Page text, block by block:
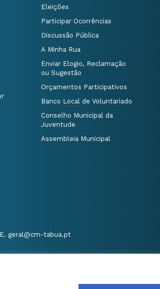
Eleições
Participar Ocorrências
Discussão Pública
A Minha Rua
Enviar Elogio, Reclamação
ou Sugestão
Orçamentos Participativos
Banco Local de Voluntariado
Conselho Municipal da
Juventude
Assembleia Municipal
E. geral@cm-tabua.pt